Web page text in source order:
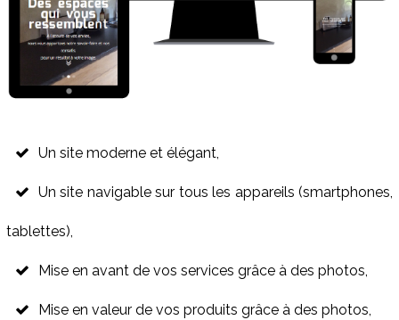
Un site moderne et élégant,
Un site navigable sur tous les appareils (smartphones,
tablettes),
Mise en avant de vos services grâce à des photos,
Mise en valeur de vos produits grâce à des photos,